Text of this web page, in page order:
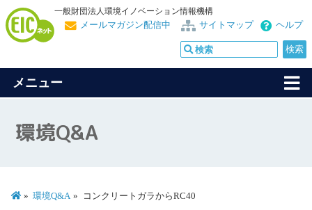
一般財団法人環境イノベーション情報機構
ヘルプ
サイトマップ
メールマガジン配信中
メニュー
環境Q&A
環境Q&A コンクリートガラからRC40